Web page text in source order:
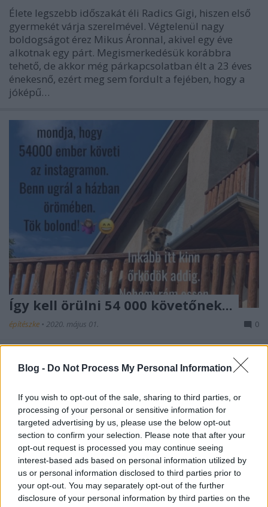
Blog - Do Not Process My Personal Information
If you wish to opt-out of the sale, sharing to third parties, or
processing of your personal or sensitive information for
targeted advertising by us, please use the below opt-out
section to confirm your selection. Please note that after your
opt-out request is processed you may continue seeing
interest-based ads based on personal information utilized by
us or personal information disclosed to third parties prior to
your opt-out. You may separately opt-out of the further
disclosure of your personal information by third parties on the
Élete legszebb időszakát éli Radics Gigi, hiszen első
gyermekét várja szerelmével. Végtelenül nagy
boldogságot érez Mikus Áronnal, akivel egy éve
alkotnak egy párt. Megismerkedésük korábbra
tehető, de akkor még párkapcsolatban élt a 23 éves
énekesnő, ezért meg sem fordult a fejében, hogy a
jóképű…
Így kell örülni 54 000 követőnek...
építészke • 2020. május 01. 0
Balázs Andi kutyája szerint, ugrálással. Az ismert
színésznő nemrég megosztott fotóján örömmel
érkezett, hiszen a rajongóinak a száma átlépte a 54
000 főt. Miközben ő bent örül ennek a házban, addig
a 2018 év végén befogadott kutyusa kint őrködik.…